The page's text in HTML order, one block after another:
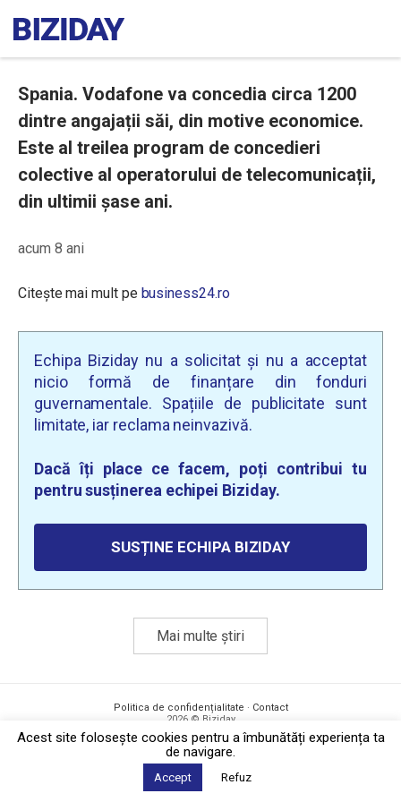
Spania. Vodafone va concedia circa 1200
dintre angajații săi, din motive economice.
Este al treilea program de concedieri
colective al operatorului de telecomunicații,
din ultimii șase ani.
acum 8 ani
Citește mai mult pe business24.ro
Echipa Biziday nu a solicitat și nu a acceptat
nicio formă de finanțare din fonduri
guvernamentale. Spațiile de publicitate sunt
limitate, iar reclama neinvazivă.
Dacă îți place ce facem, poți contribui tu
pentru susținerea echipei Biziday.
SUSȚINE ECHIPA BIZIDAY
Mai multe știri
Politica de confidențialitate · Contact
2026 © Biziday
Acest site foloseşte cookies pentru a îmbunătăți experiența ta
de navigare.
Accept Refuz